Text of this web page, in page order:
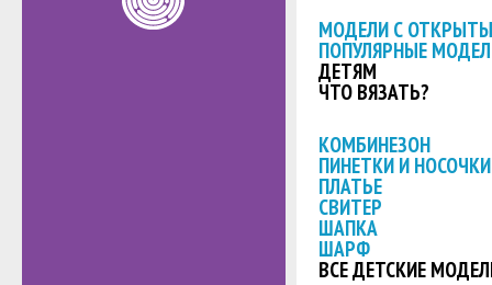
МОДЕЛИ С
ПОПУЛЯРНЫЕ
ДЕТЯМ
ЧТО ВЯЗАТЬ?
КОМБИНЕЗОН
ПИНЕТКИ И НОСОЧКИ
ПЛАТЬЕ
СВИТЕР
ШАПКА
ШАРФ
ВСЕ ДЕТСКИЕ